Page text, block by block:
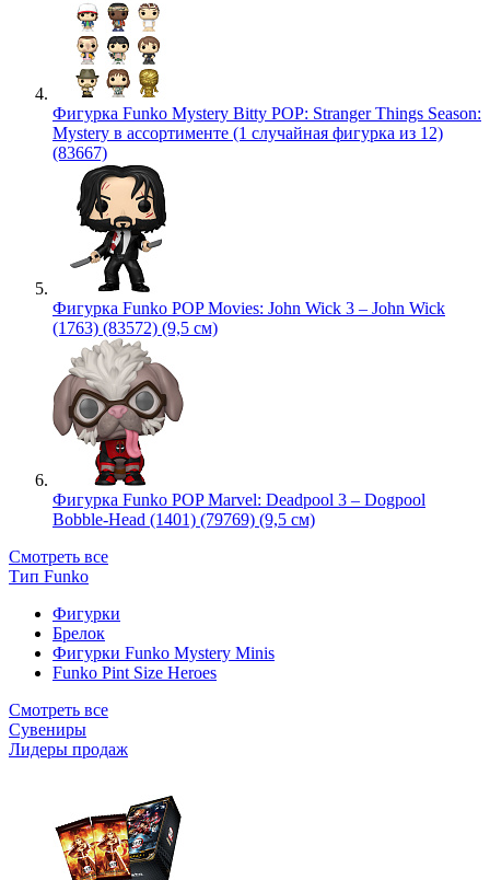
Фигурка Funko Mystery Bitty POP: Stranger Things Season:
Mystery в ассортименте (1 случайная фигурка из 12)
(83667)
Фигурка Funko POP Movies: John Wick 3 – John Wick
(1763) (83572) (9,5 см)
Фигурка Funko POP Marvel: Deadpool 3 – Dogpool
Bobble-Head (1401) (79769) (9,5 см)
Смотреть все
Тип Funko
Фигурки
Брелок
Фигурки Funko Mystery Minis
Funko Pint Size Heroes
Смотреть все
Сувениры
Лидеры продаж